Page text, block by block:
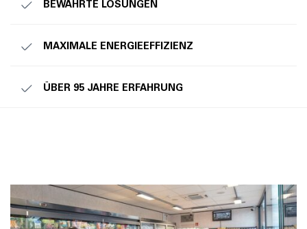
BEWÄHRTE LÖSUNGEN
MAXIMALE ENERGIEEFFIZIENZ
ÜBER 95 JAHRE ERFAHRUNG